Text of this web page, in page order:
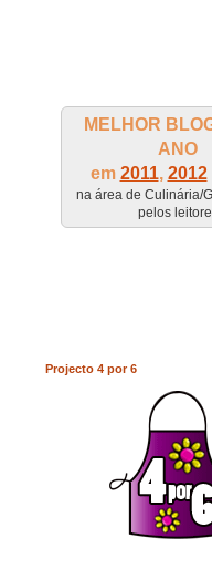
MELHOR
ANO
em 2011, 2012
na área de Culinária/
pelos
Projecto 4 por 6